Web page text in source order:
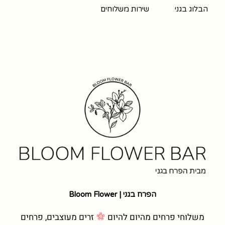
הפרח בגני | Bloom Flower
משלוחי פרחים מהיום להיום
זרים מעוצבים, פרחים
הבלוג בגני שירות משלוחים